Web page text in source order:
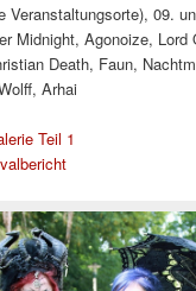
Veranstaltungsorte), 09.
Midnight, Agonoize,
Death, Faun,
Arhai
Teil 1